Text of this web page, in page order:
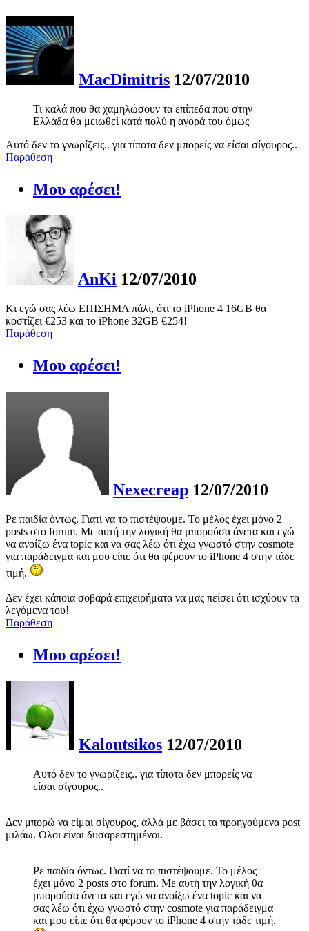
MacDimitris 12/07/2010
Τι καλά που θα χαμηλώσουν τα επίπεδα που στην
Ελλάδα θα μειωθεί κατά πολύ η αγορά του όμως
Αυτό δεν το γνωρίζεις.. για τίποτα δεν μπορείς να είσαι σίγουρος..
Παράθεση
Μου αρέσει!
AnKi 12/07/2010
Κι εγώ σας λέω ΕΠΙΣΗΜΑ πάλι, ότι το iPhone 4 16GB θα
κοστίζει €253 και το iPhone 32GB €254!
Παράθεση
Μου αρέσει!
Nexecreap 12/07/2010
Ρε παιδία όντως. Γιατί να το πιστέψουμε. Το μέλος έχει μόνο 2
posts στο forum. Με αυτή την λογική θα μπορούσα άνετα και εγώ
να ανοίξω ένα topic και να σας λέω ότι έχω γνωστό στην cosmote
για παράδειγμα και μου είπε ότι θα φέρουν το iPhone 4 στην τάδε
τιμή.
Δεν έχει κάποια σοβαρά επιχειρήματα να μας πείσει ότι ισχύουν τα
λεγόμενα του!
Παράθεση
Μου αρέσει!
Kaloutsikos 12/07/2010
Αυτό δεν το γνωρίζεις.. για τίποτα δεν μπορείς να
είσαι σίγουρος..
Δεν μπορώ να είμαι σίγουρος, αλλά με βάσει τα προηγούμενα post
μιλάω. Ολοι είναι δυσαρεστημένοι.
Ρε παιδία όντως. Γιατί να το πιστέψουμε. Το μέλος
έχει μόνο 2 posts στο forum. Με αυτή την λογική θα
μπορούσα άνετα και εγώ να ανοίξω ένα topic και να
σας λέω ότι έχω γνωστό στην cosmote για παράδειγμα
και μου είπε ότι θα φέρουν το iPhone 4 στην τάδε τιμή.